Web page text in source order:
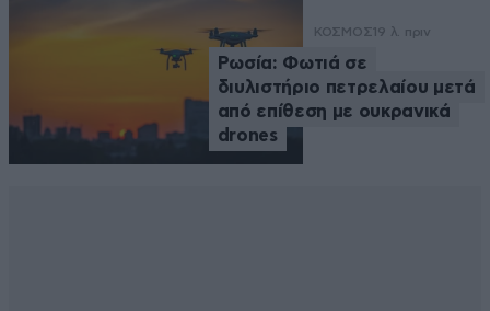
ΚΟΣΜΟΣ 19 λ. πριν
Ρωσία: Φωτιά σε
διυλιστήριο πετρελαίου μετά
από επίθεση με ουκρανικά
drones